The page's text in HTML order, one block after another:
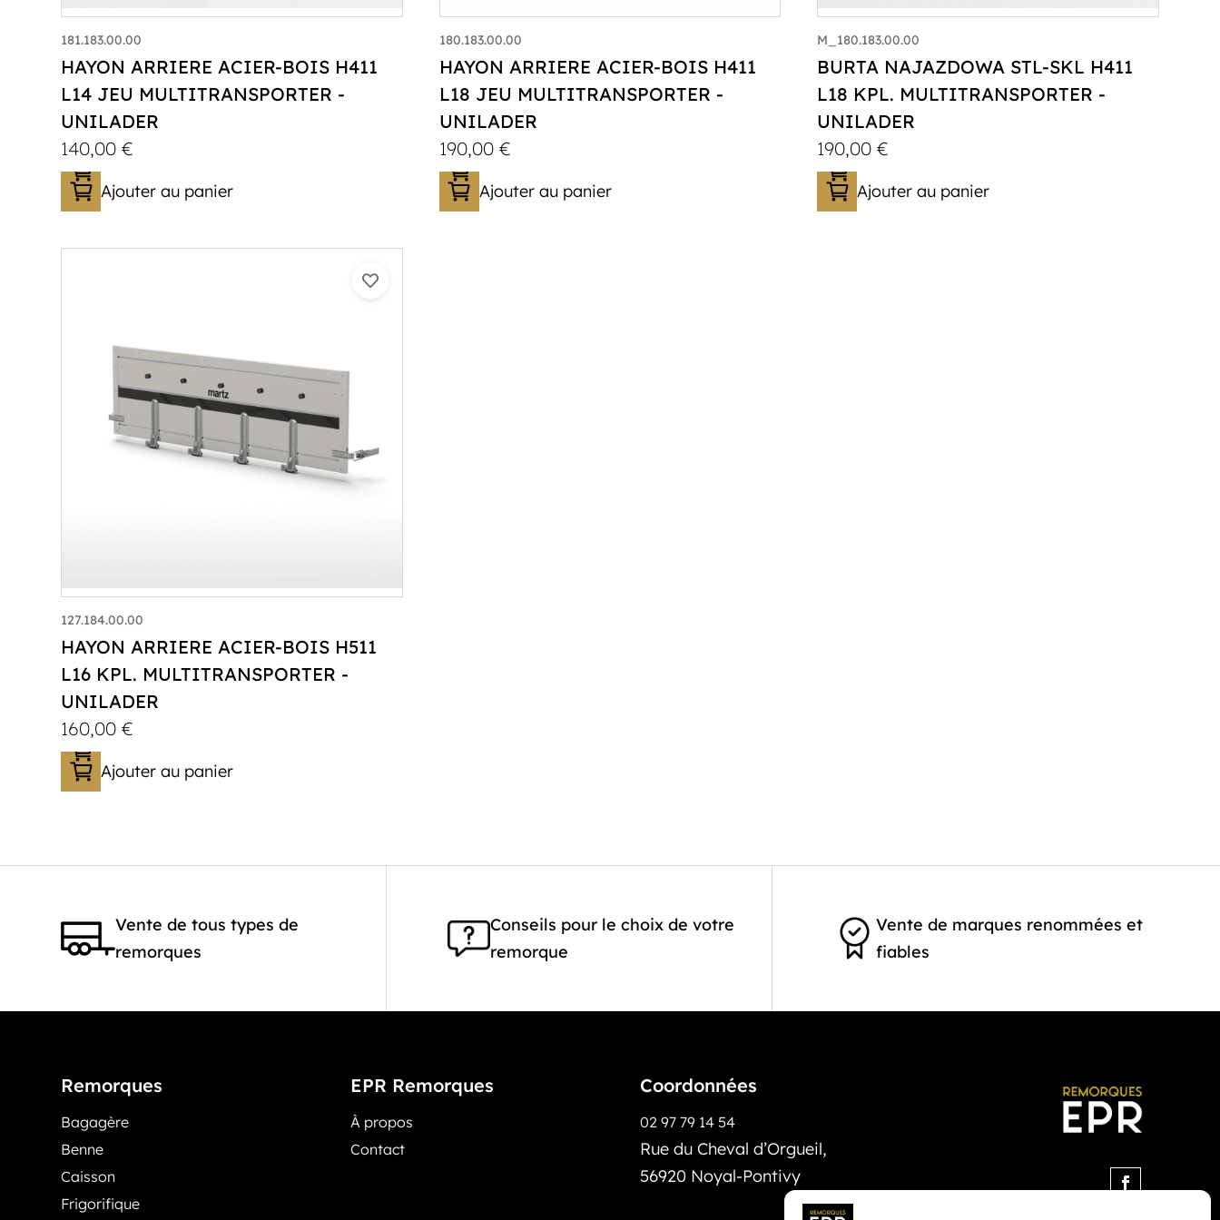
181.183.00.00
HAYON ARRIERE ACIER-BOIS H411
L14 JEU MULTITRANSPORTER -
UNILADER
140,00€
Ajouter au panier
180.183.00.00
HAYON ARRIERE ACIER-BOIS H411
L18 JEU MULTITRANSPORTER -
UNILADER
190,00 €
Ajouter au panier
M_180.183.00.00
BURTA NAJAZDOWA STL-SKL H411
L18 KPL. MULTITRANSPORTER -
UNILADER
190,00€
Ajouter au panier
127.184.00.00
HAYON ARRIERE ACIER-BOIS H511
L16 KPL. MULTITRANSPORTER -
UNILADER
160,00€
Ajouter au panier
Vente de tous types de
remorques
Conseils pour le choix de votre
remorque
Vente de marques renommées et
fiables
Remorques
Bagagère
Benne
Caisson
Frigorifique
EPR Remorques
À propos
Contact
Coordonnées
02 97 79 14 54
Rue du Cheval d’Orgueil,
56920 Noyal-Pontivy